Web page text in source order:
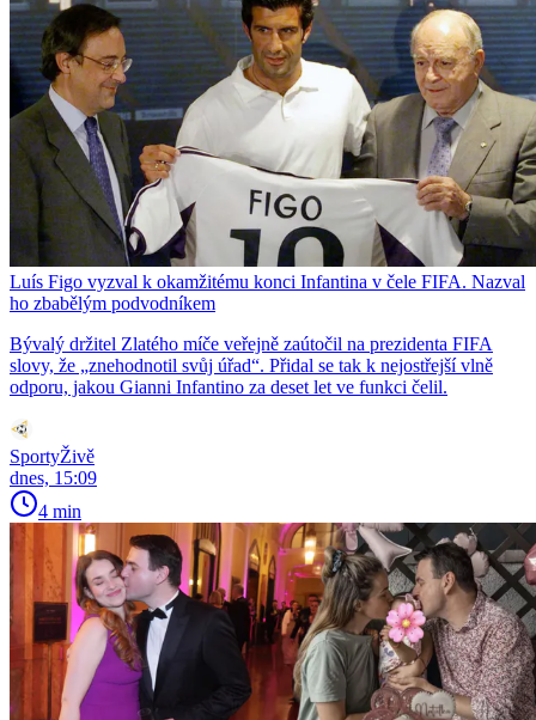
Luís Figo vyzval k okamžitému konci Infantina v čele FIFA. Nazval
ho zbabělým podvodníkem
Bývalý držitel Zlatého míče veřejně zaútočil na prezidenta FIFA
slovy, že „znehodnotil svůj úřad“. Přidal se tak k nejostřejší vlně
odporu, jakou Gianni Infantino za deset let ve funkci čelil.
SportyŽivě
dnes, 15:09
4 min